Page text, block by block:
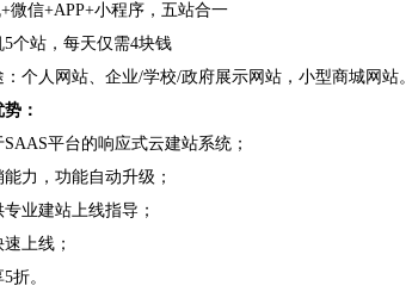
微信+APP+小程序，五站合一
5个站，每天仅需4块钱
：个人网站、企业/学校/政府展示网站，小型商城网站。
：
平台的响应式云建站系统；
力，功能自动升级；
业建站上线指导；
上线；
折。